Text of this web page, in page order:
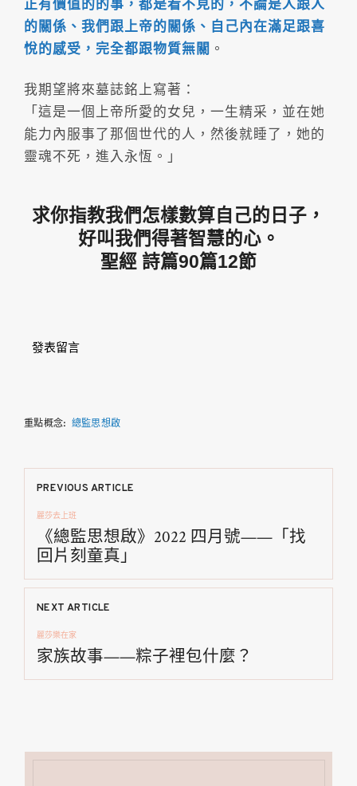
正有價值的的事，都是看不見的，不論是人跟人
的關係、我們跟上帝的關係、自己內在滿足跟喜
悅的感受，完全都跟物質無關 。
我期望將來墓誌銘上寫著：
「這是一個上帝所愛的女兒，一生精采，並在她
能力內服事了那個世代的人，然後就睡了，她的
靈魂不死，進入永恆。」
求你指教我們怎樣數算自己的日子，
好叫我們得著智慧的心。
聖經 詩篇90篇12節
發表留言
重點概念: 總監思想啟
文
章
導
覽
PREVIOUS ARTICLE
麗莎去上班
《總監思想啟》2022 四月號——「找
回片刻童真」
NEXT ARTICLE
麗莎樂在家
家族故事——粽子裡包什麼？